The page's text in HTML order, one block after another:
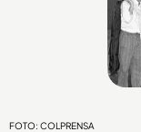
FOTO: COLPRENSA